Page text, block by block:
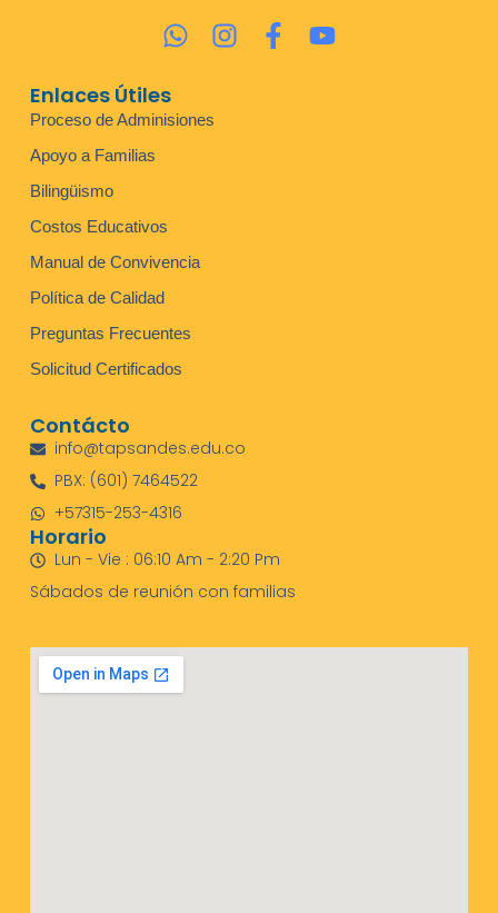
Enlaces Útiles
Proceso de Adminisiones
Apoyo a Familias
Bilingüismo
Costos Educativos
Manual de Convivencia
Política de Calidad
Preguntas Frecuentes
Solicitud Certificados
Contácto
info@tapsandes.edu.co
PBX: (601) 7464522
+57315-253-4316
Horario
Lun - Vie : 06:10 Am - 2:20 Pm
Sábados de reunión con familias